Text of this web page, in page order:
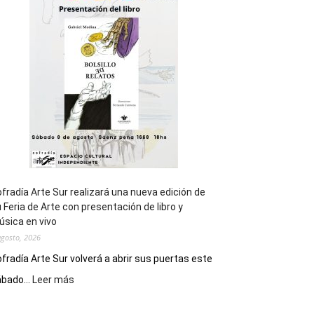
general
de
los
Juegos
Epade
2027
Arte Sur realizará una nueva edición de
Feria de Arte con presentación de libro y
en vivo
2026
Arte Sur volverá a abrir sus puertas este
Leer más